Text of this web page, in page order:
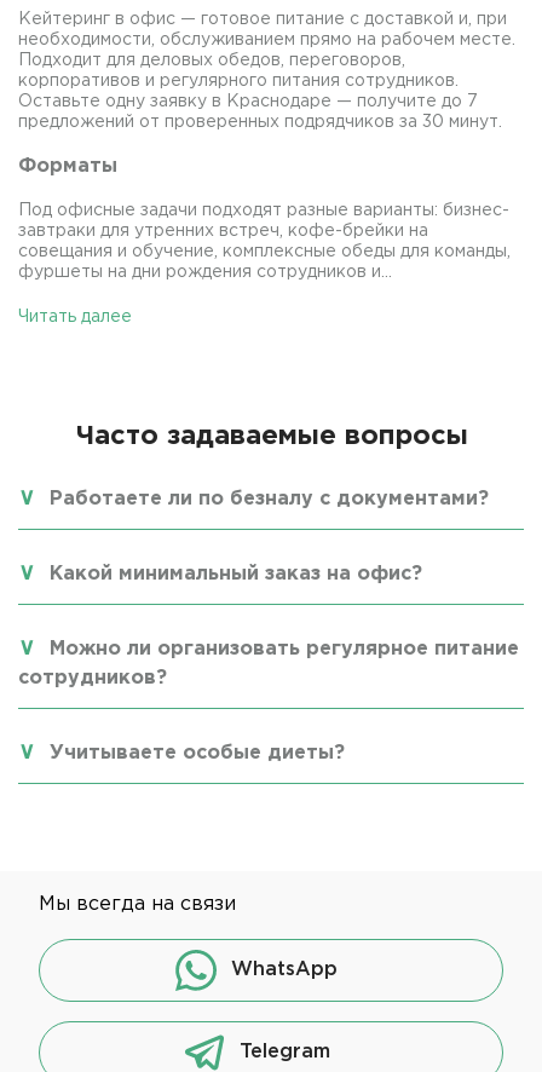
Кейтеринг в офис — готовое питание с доставкой и, при
необходимости, обслуживанием прямо на рабочем месте.
Подходит для деловых обедов, переговоров,
корпоративов и регулярного питания сотрудников.
Оставьте одну заявку в Краснодаре — получите до 7
предложений от проверенных подрядчиков за 30 минут.
Форматы
Под офисные задачи подходят разные варианты: бизнес-
завтраки для утренних встреч, кофе-брейки на
совещания и обучение, комплексные обеды для команды,
фуршеты на дни рождения сотрудников и...
Читать далее
Часто задаваемые вопросы
Работаете ли по безналу с документами?
Какой минимальный заказ на офис?
Можно ли организовать регулярное питание
сотрудников?
Учитываете особые диеты?
Мы всегда на связи
WhatsApp
Telegram